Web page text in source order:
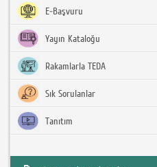
E-Başvuru
Yayın Kataloğu
Rakamlarla TEDA
Sık Sorulanlar
Tanıtım